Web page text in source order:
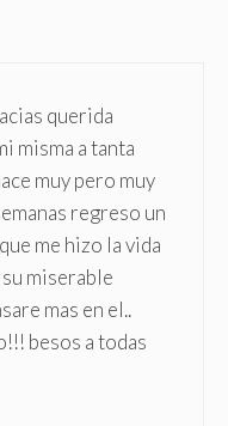
querida
misma a tanta
muy pero muy
regreso un
me hizo la vida
miserable
mas en el..
besos a todas